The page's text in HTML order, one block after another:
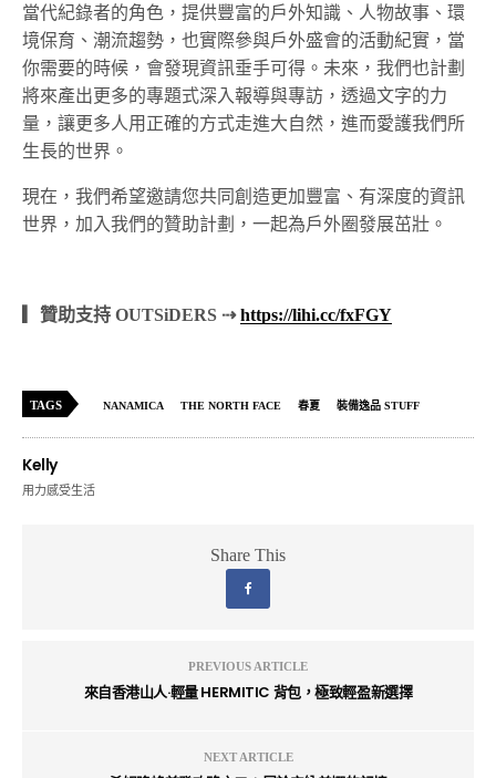
當代紀錄者的角色，提供豐富的戶外知識、人物故事、環
境保育、潮流趨勢，也實際參與戶外盛會的活動紀實，當
你需要的時候，會發現資訊垂手可得。未來，我們也計劃
將來產出更多的專題式深入報導與專訪，透過文字的力
量，讓更多人用正確的方式走進大自然，進而愛護我們所
生長的世界。
現在，我們希望邀請您共同創造更加豐富、有深度的資訊
世界，加入我們的贊助計劃，一起為戶外圈發展茁壯。
▎贊助支持 OUTSiDERS ⇢https://lihi.cc/fxFGY
TAGS NANAMICA THE NORTH FACE 春夏 裝備逸品 STUFF
Kelly
用力感受生活
Share This
PREVIOUS ARTICLE
來自香港山人·輕量 HERMITIC 背包，極致輕盈新選擇
NEXT ARTICLE